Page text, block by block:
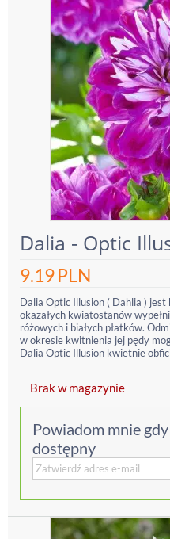
Dalia - Optic
9.19PLN
Dalia Optic Illusion ( Dahlia )
okazałych kwiatostanów
różowych i białych płatków.
w okresie kwitnienia jej pędy
Dalia Optic Illusion kwietnie
Brak w magazynie
Powiadom mnie
dostępny